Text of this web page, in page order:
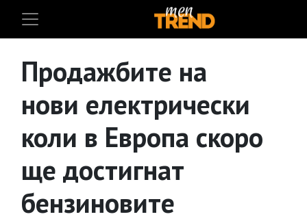
Продажбите на
нови електрически
коли в Европа скоро
ще достигнат
бензиновите